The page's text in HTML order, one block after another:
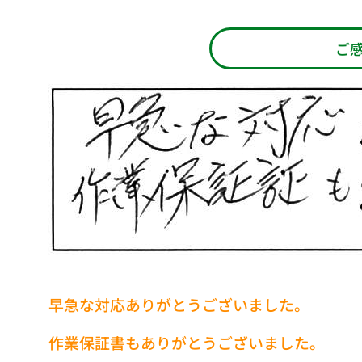
ご
早急な対応ありがとうございました。
作業保証書もありがとうございました。